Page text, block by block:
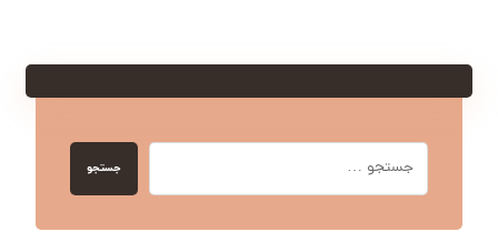
جستجو